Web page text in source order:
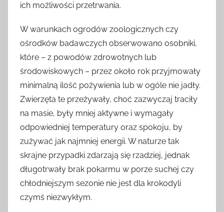
ich możliwości przetrwania.
W warunkach ogrodów zoologicznych czy
ośrodków badawczych obserwowano osobniki,
które – z powodów zdrowotnych lub
środowiskowych – przez około rok przyjmowały
minimalną ilość pożywienia lub w ogóle nie jadły.
Zwierzęta te przeżywały, choć zazwyczaj traciły
na masie, były mniej aktywne i wymagały
odpowiedniej temperatury oraz spokoju, by
zużywać jak najmniej energii. W naturze tak
skrajne przypadki zdarzają się rzadziej, jednak
długotrwały brak pokarmu w porze suchej czy
chłodniejszym sezonie nie jest dla krokodyli
czymś niezwykłym.